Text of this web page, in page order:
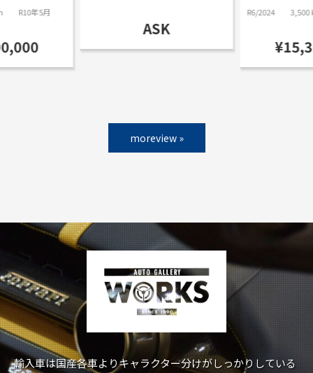
R10年5月
ASK
R6/2024
3,500
moreview »
輸入車は国産各車よりキャラクター分けがしっかりしている